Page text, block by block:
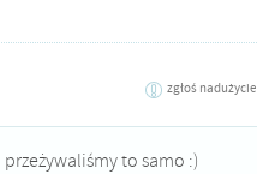
zgłoś nadużycie
to samo :)